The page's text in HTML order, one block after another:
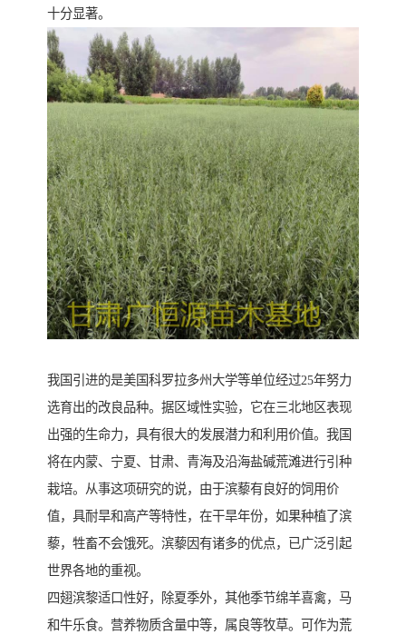
十分显著。
我国引进的是美国科罗拉多州大学等单位经过25年努力
选育出的改良品种。据区域性实验，它在三北地区表现
出强的生命力，具有很大的发展潜力和利用价值。我国
将在内蒙、宁夏、甘肃、青海及沿海盐碱荒滩进行引种
栽培。从事这项研究的说，由于滨藜有良好的饲用价
值，具耐旱和高产等特性，在干旱年份，如果种植了滨
藜，牲畜不会饿死。滨藜因有诸多的优点，已广泛引起
世界各地的重视。
四翅滨黎适口性好，除夏季外，其他季节绵羊喜禽，马
和牛乐食。营养物质含量中等，属良等牧草。可作为荒